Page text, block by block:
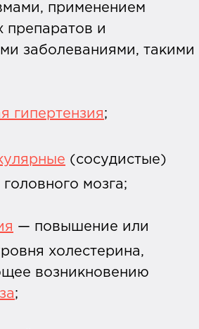
применением
препаратов и
заболеваниями, такими
гипертензия;
(сосудистые)
мозга;
— повышение или
холестерина,
возникновению
;